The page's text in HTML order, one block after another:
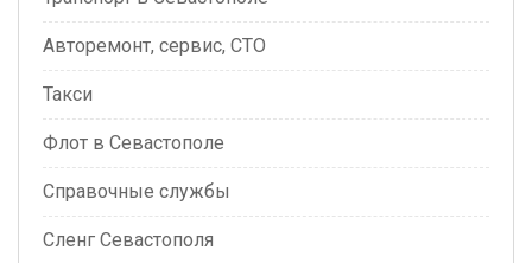
Авторемонт, сервис, СТО
Такси
Флот в Севастополе
Справочные службы
Сленг Севастополя